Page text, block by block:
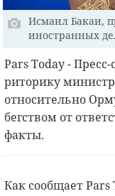
Исмаил Бакаи,
иностранных
Рars Today -
риторику
относительно
бегством от
факты.
Как сообщает Pars